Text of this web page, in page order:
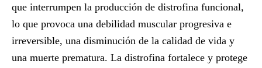
que interrumpen la producción de distrofina funcional,
lo que provoca una debilidad muscular progresiva e
irreversible, una disminución de la calidad de vida y
una muerte prematura. La distrofina fortalece y protege